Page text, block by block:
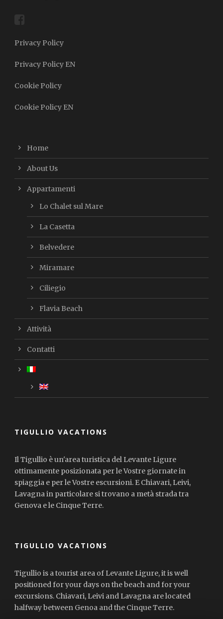
Privacy Policy
Privacy Policy EN
Cookie Policy
Cookie Policy EN
Home
About Us
Appartamenti
Lo Chalet sul Mare
La Casetta
Belvedere
Miramare
Ciliegio
Flavia Beach
Attività
Contatti
TIGULLIO VACATIONS
Il Tigullio è un'area turistica del Levante Ligure
ottimamente posizionata per le Vostre giornate in
spiaggia e per le Vostre escursioni. E Chiavari, Leivi,
Lavagna in particolare si trovano a metà strada tra
Genova e le Cinque Terre.
TIGULLIO VACATIONS
Tigullio is a tourist area of Levante Ligure, it is well
positioned for your days on the beach and for your
excursions. Chiavari, Leivi and Lavagna are located
halfway between Genoa and the Cinque Terre.